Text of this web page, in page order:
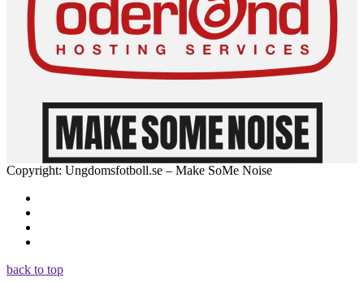
Copyright: Ungdomsfotboll.se – Make SoMe Noise
back to top